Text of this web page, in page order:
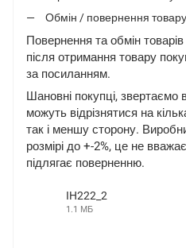
Обмін / повернення
Повернення та обмін
після отримання товару
за посиланням.
Шановні покупці,
можуть відрізнятися на
так і меншу сторону.
розмірі до +-2%, це не
підлягає поверненню.
IH222_2
1.1 МБ